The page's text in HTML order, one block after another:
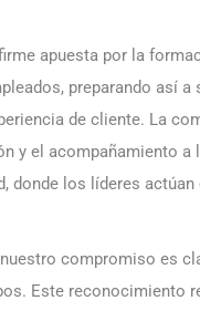
apuesta por la
preparando así
de cliente. La
y el acompañamiento
donde los líderes
compromiso es
Este reconocimiento